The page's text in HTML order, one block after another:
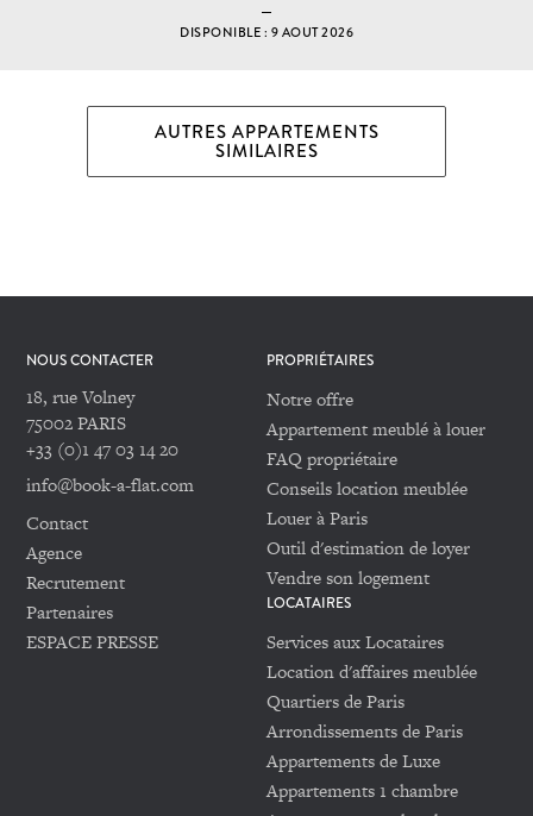
DISPONIBLE : 9 AOUT 2026
AUTRES APPARTEMENTS
SIMILAIRES
NOUS CONTACTER
18, rue Volney
75002 PARIS
+33 (0)1 47 03 14 20
info@book-a-flat.com
Contact
Agence
Recrutement
Partenaires
ESPACE PRESSE
PROPRIÉTAIRES
Notre offre
Appartement meublé à louer
FAQ propriétaire
Conseils location meublée
Louer à Paris
Outil d'estimation de loyer
Vendre son logement
LOCATAIRES
Services aux Locataires
Location d'affaires meublée
Quartiers de Paris
Arrondissements de Paris
Appartements de Luxe
Appartements 1 chambre